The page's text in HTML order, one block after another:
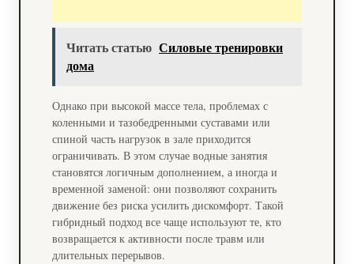
Читать статью Силовые тренировки
дома
Однако при высокой массе тела, проблемах с
коленными и тазобедренными суставами или
спиной часть нагрузок в зале приходится
ограничивать. В этом случае водные занятия
становятся логичным дополнением, а иногда и
временной заменой: они позволяют сохранить
движение без риска усилить дискомфорт. Такой
гибридный подход все чаще используют те, кто
возвращается к активности после травм или
длительных перерывов.